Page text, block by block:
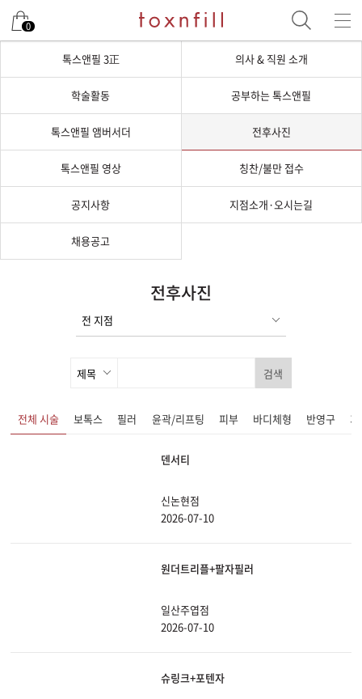
0
톡스앤필 3正 의사 & 직원 소개
학술활동 공부하는 톡스앤필
톡스앤필 앰버서더 전후사진
톡스앤필 영상 칭찬/불만 접수
공지사항 지점소개·오시는길
채용공고
전후사진
검색
전체 시술 보톡스 필러 윤곽/리프팅 피부 바디체형 반영구
덴서티
신논현점
2026-07-10
원더트리플+팔자필러
일산주엽점
2026-07-10
슈링크+포텐자